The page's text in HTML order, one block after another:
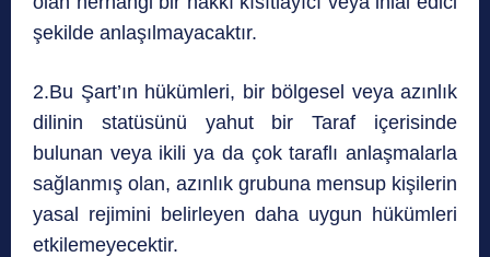
şekilde anlaşılmayacaktır.
2.Bu Şart’ın hükümleri, bir bölgesel veya azınlık
dilinin statüsünü yahut bir Taraf içerisinde
bulunan veya ikili ya da çok taraflı anlaşmalarla
sağlanmış olan, azınlık grubuna mensup kişilerin
yasal rejimini belirleyen daha uygun hükümleri
etkilemeyecektir.